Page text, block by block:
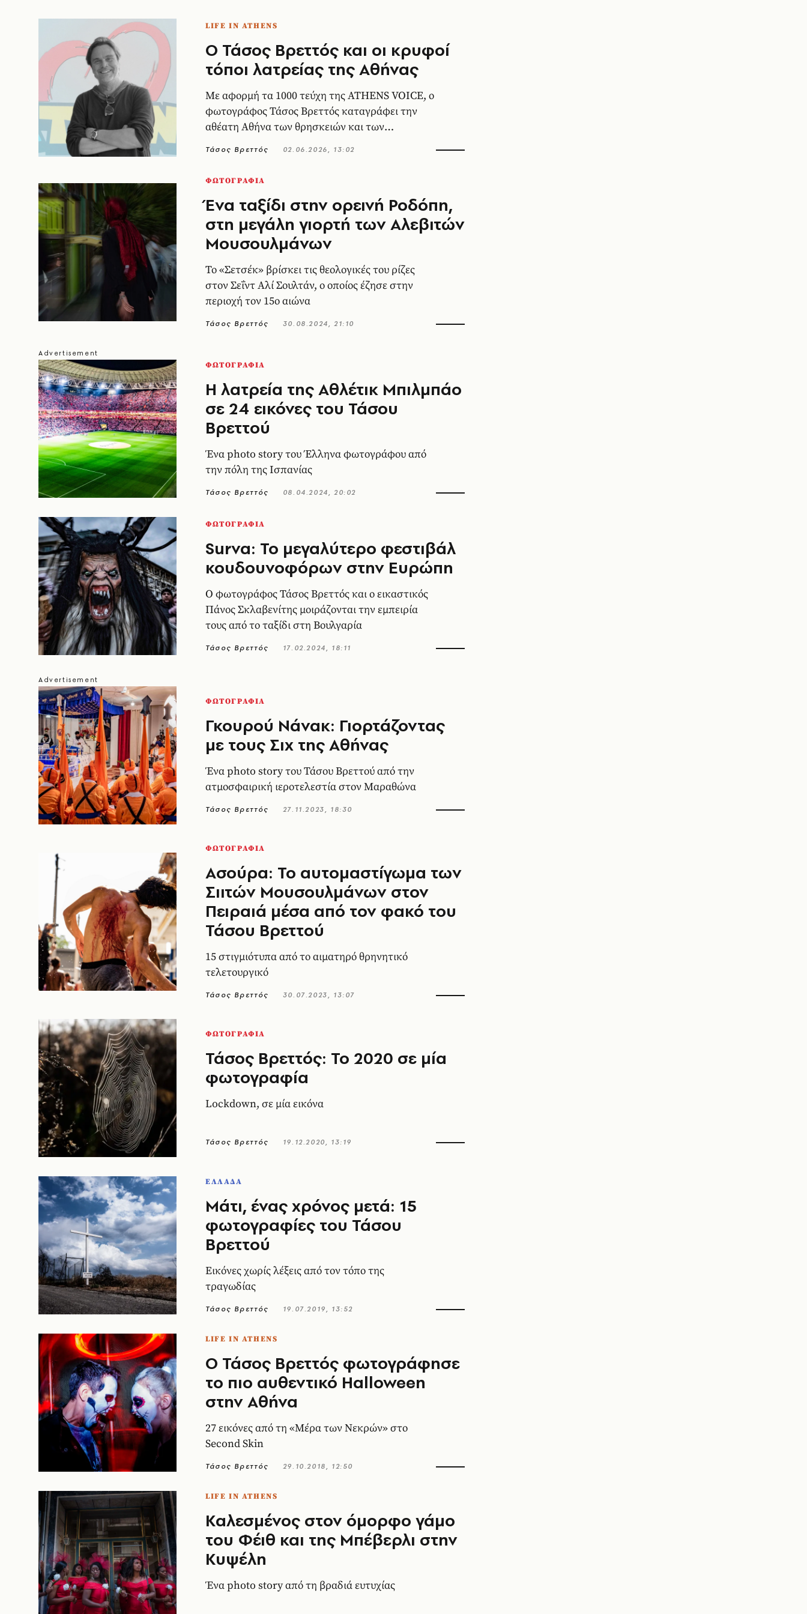
LIFE IN ATHENS
Ο Τάσος Βρεττός και οι κρυφοί
τόποι λατρείας της Αθήνας
Με αφορμή τα 1000 τεύχη της ATHENS VOICE, ο
φωτογράφος Τάσος Βρεττός καταγράφει την
αθέατη Αθήνα των θρησκειών και των
Τάσος Βρεττός 02.06.2026, 13:02
ΦΩΤΟΓΡΑΦΙΑ
Ένα ταξίδι στην ορεινή Ροδόπη,
στη μεγάλη γιορτή των Αλεβιτών
Μουσουλμάνων
Το «Σετσέκ» βρίσκει τις θεολογικές του ρίζες
στον Σεΐντ Αλί Σουλτάν, ο οποίος έζησε στην
περιοχή τον 15ο αιώνα
Τάσος Βρεττός 30.08.2024, 21:10
ΦΩΤΟΓΡΑΦΙΑ
Η λατρεία της Αθλέτικ Μπιλμπάο
σε 24 εικόνες του Τάσου
Βρεττού
Ένα photo story του Έλληνα φωτογράφου από
την πόλη της Ισπανίας
Τάσος Βρεττός 08.04.2024, 20:02
ΦΩΤΟΓΡΑΦΙΑ
Surva: Το μεγαλύτερο φεστιβάλ
κουδουνοφόρων στην Ευρώπη
Ο φωτογράφος Τάσος Βρεττός και ο εικαστικός
Πάνος Σκλαβενίτης μοιράζονται την εμπειρία
τους από το ταξίδι στη Βουλγαρία
Τάσος Βρεττός 17.02.2024, 18:11
ΦΩΤΟΓΡΑΦΙΑ
Γκουρού Νάνακ: Γιορτάζοντας
με τους Σιχ της Αθήνας
Ένα photo story του Τάσου Βρεττού από την
ατμοσφαιρική ιεροτελεστία στον Μαραθώνα
Τάσος Βρεττός 27.11.2023, 18:30
ΦΩΤΟΓΡΑΦΙΑ
Ασούρα: To αυτομαστίγωμα των
Σιιτών Μουσουλμάνων στον
Πειραιά μέσα από τον φακό του
Τάσου Βρεττού
15 στιγμιότυπα από το αιματηρό θρηνητικό
τελετουργικό
Τάσος Βρεττός 30.07.2023, 13:07
ΦΩΤΟΓΡΑΦΙΑ
Τάσος Βρεττός: Το 2020 σε μία
φωτογραφία
Lockdown, σε μία εικόνα
Τάσος Βρεττός 19.12.2020, 13:19
ΕΛΛΑΔΑ
Μάτι, ένας χρόνος μετά: 15
φωτογραφίες του Τάσου
Βρεττού
Εικόνες χωρίς λέξεις από τον τόπο της
τραγωδίας
Τάσος Βρεττός 19.07.2019, 13:52
LIFE IN ATHENS
Ο Τάσος Βρεττός φωτογράφησε
το πιο αυθεντικό Halloween
στην Αθήνα
27 εικόνες από τη «Μέρα των Νεκρών» στο
Second Skin
Τάσος Βρεττός 29.10.2018, 12:50
LIFE IN ATHENS
Καλεσμένος στον όμορφο γάμο
του Φέιθ και της Μπέβερλι στην
Κυψέλη
Ένα photo story από τη βραδιά ευτυχίας